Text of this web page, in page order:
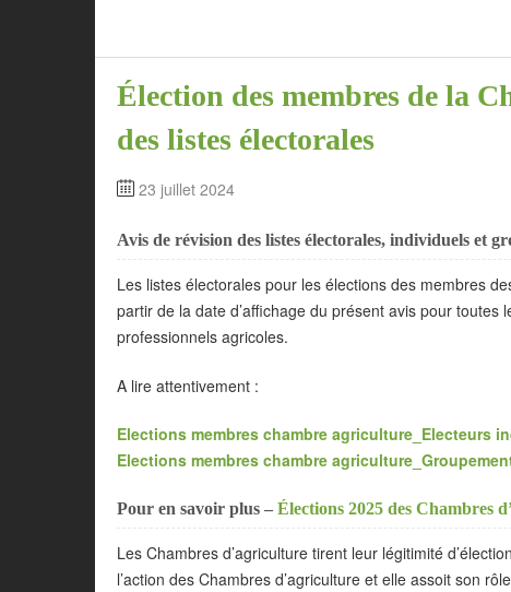
Élection des membres de la
des listes électorales
23 juillet 2024
Avis de révision des listes électorales, individuels et
Les listes électorales pour les élections des membres
partir de la date d’affichage du présent avis pour toutes
professionnels agricoles.
A lire attentivement :
Elections membres chambre agriculture_Electeurs
Elections membres chambre
Pour en savoir plus – Élections 2025 des Chambres
Les Chambres d’agriculture tirent leur légitimité
l’action des Chambres d’agriculture et elle assoit son